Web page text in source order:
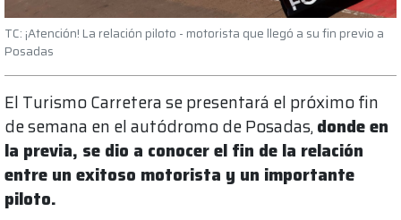
TC: ¡Atención! La relación piloto - motorista que llegó a su fin previo a
Posadas
El Turismo Carretera se presentará el próximo fin
de semana en el autódromo de Posadas,donde en
la previa, se dio a conocer el fin de la relación
entre un exitoso motorista y un importante
piloto.